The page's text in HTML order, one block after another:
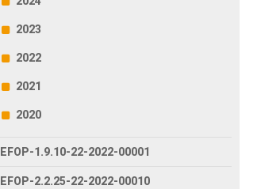
2023
2022
2021
2020
EFOP-1.9.10-22-2022-00001
EFOP-2.2.25-22-2022-00010